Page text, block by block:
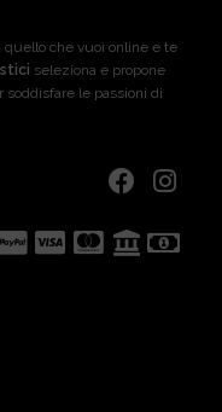
quello che vuoi online e te
seleziona e propone
le passioni di